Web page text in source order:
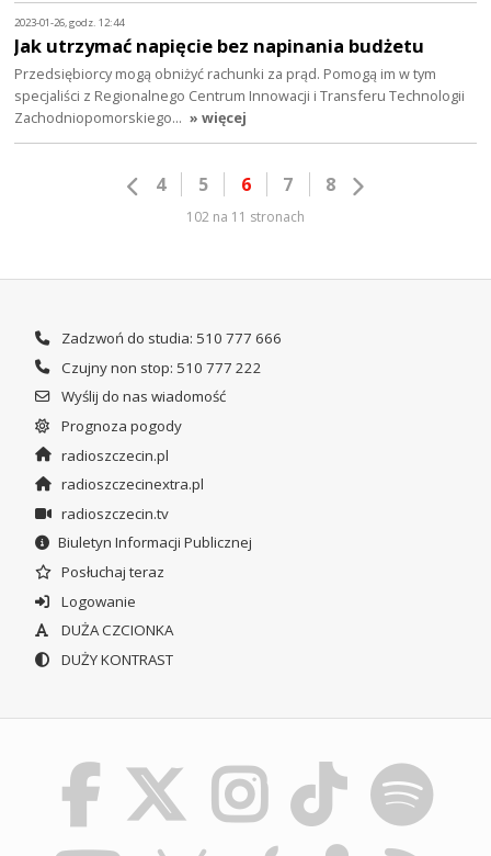
2023-01-26, godz. 12:44
Jak utrzymać napięcie bez napinania budżetu
Przedsiębiorcy mogą obniżyć rachunki za prąd. Pomogą im w tym
specjaliści z Regionalnego Centrum Innowacji i Transferu Technologii
Zachodniopomorskiego… » więcej
4 5 6 7 8
102 na 11 stronach
Zadzwoń do studia: 510 777 666
Czujny non stop: 510 777 222
Wyślij do nas wiadomość
Prognoza pogody
radioszczecin.pl
radioszczecinextra.pl
radioszczecin.tv
Biuletyn Informacji Publicznej
Posłuchaj teraz
Logowanie
DUŻA CZCIONKA
DUŻY KONTRAST